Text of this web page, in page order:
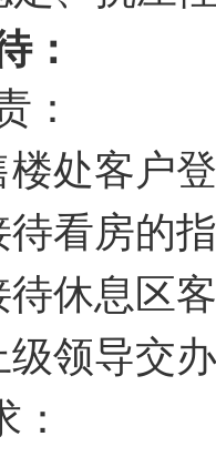
：
：
处客户
看房的
休息区
领导交
：